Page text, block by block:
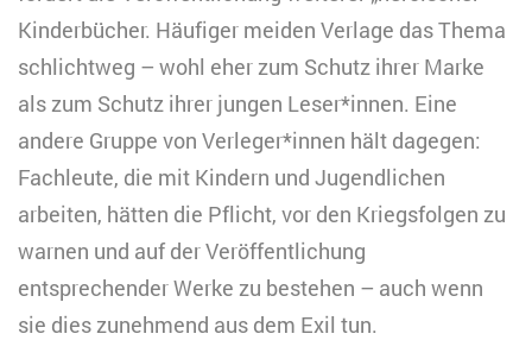
Kinderbücher. Häufiger meiden Verlage das Thema
schlichtweg – wohl eher zum Schutz ihrer Marke
als zum Schutz ihrer jungen Leser*innen. Eine
andere Gruppe von Verleger*innen hält dagegen:
Fachleute, die mit Kindern und Jugendlichen
arbeiten, hätten die Pflicht, vor den Kriegsfolgen zu
warnen und auf der Veröffentlichung
entsprechender Werke zu bestehen – auch wenn
sie dies zunehmend aus dem Exil tun.